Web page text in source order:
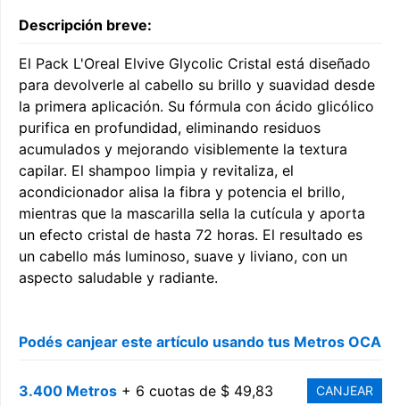
Descripción breve:
El Pack L'Oreal Elvive Glycolic Cristal está diseñado
para devolverle al cabello su brillo y suavidad desde
la primera aplicación. Su fórmula con ácido glicólico
purifica en profundidad, eliminando residuos
acumulados y mejorando visiblemente la textura
capilar. El shampoo limpia y revitaliza, el
acondicionador alisa la fibra y potencia el brillo,
mientras que la mascarilla sella la cutícula y aporta
un efecto cristal de hasta 72 horas. El resultado es
un cabello más luminoso, suave y liviano, con un
aspecto saludable y radiante.
Podés canjear este artículo usando tus Metros OCA
3.400 Metros + 6 cuotas de $ 49,83 CANJEAR